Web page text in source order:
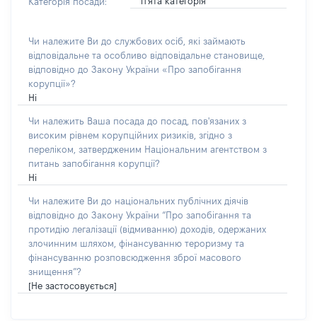
Чи належите Ви до службових осіб, які займають
відповідальне та особливо відповідальне становище,
відповідно до Закону України «Про запобігання
корупції»?
Ні
Чи належить Ваша посада до посад, пов'язаних з
високим рівнем корупційних ризиків, згідно з
переліком, затвердженим Національним агентством з
питань запобігання корупції?
Ні
Чи належите Ви до національних публічних діячів
відповідно до Закону України “Про запобігання та
протидію легалізації (відмиванню) доходів, одержаних
злочинним шляхом, фінансуванню тероризму та
фінансуванню розповсюдження зброї масового
знищення”?
[Не застосовується]